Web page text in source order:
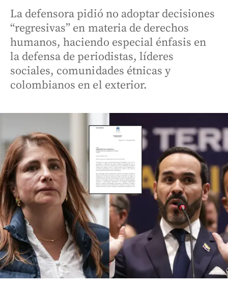
La defensora pidió no adoptar decisiones
“regresivas” en materia de derechos
humanos, haciendo especial énfasis en
la defensa de periodistas, líderes
sociales, comunidades étnicas y
colombianos en el exterior.